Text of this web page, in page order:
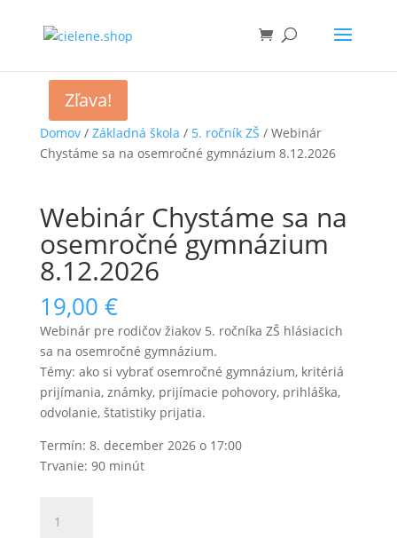
Domov/ Základná škola / 5. ročník ZŠ / Webinár
Chystáme sa na osemročné gymnázium 8.12.2026
Webinár Chystáme sa na
osemročné gymnázium
8.12.2026
19,00 €
Webinár pre rodičov žiakov 5. ročníka ZŠ hlásiacich
sa na osemročné gymnázium.
Témy: ako si vybrať osemročné gymnázium, kritériá
prijímania, známky, prijímacie pohovory, prihláška,
odvolanie, štatistiky prijatia.
Termín: 8. december 2026 o 17:00
Trvanie: 90 minút
Webinár
Zľava!